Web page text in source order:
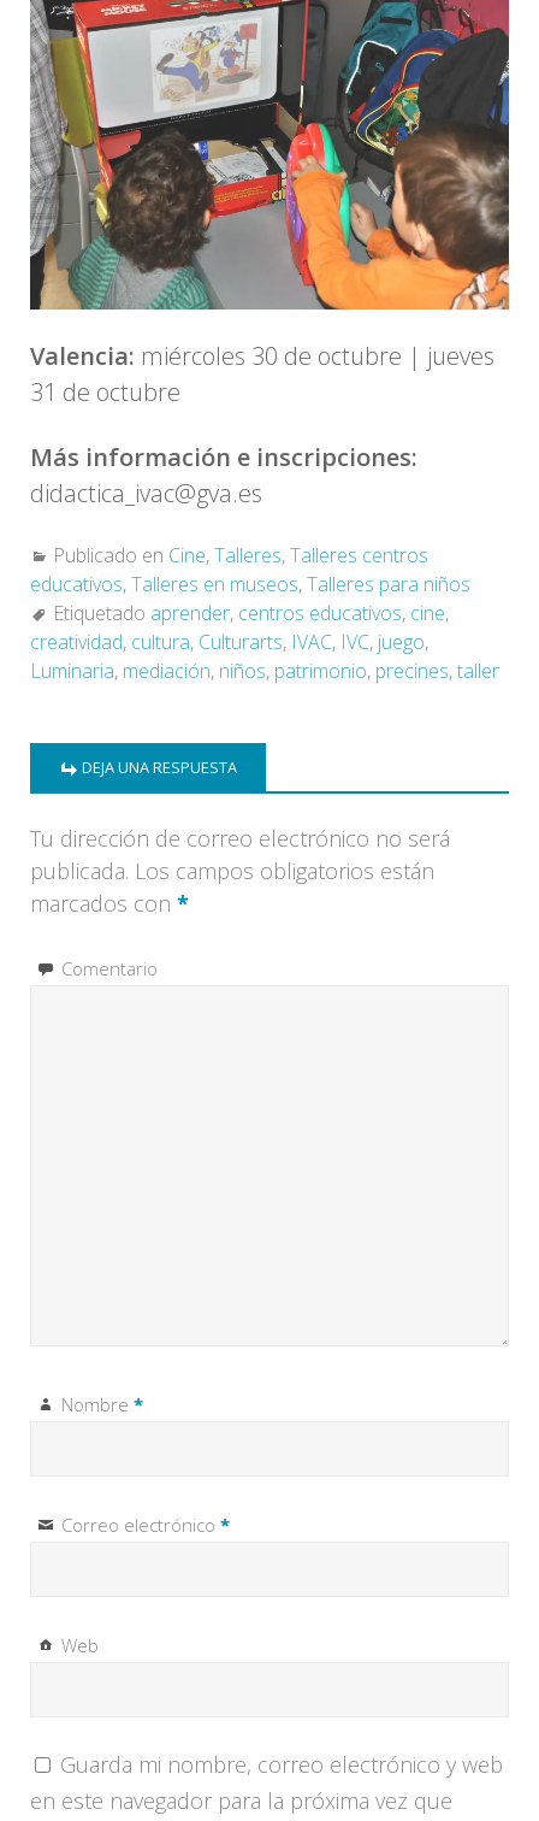
Valencia: miércoles 30 de octubre | jueves
31 de octubre
Más información e inscripciones:
didactica_ivac@gva.es
Publicado en Cine,Talleres,Talleres centros
educativos,Talleres en museos,Talleres para niños
Etiquetado aprender, centros educativos, cine,
creatividad, cultura, Culturarts, IVAC, IVC, juego,
Luminaria, mediación, niños, patrimonio, precines,taller
DEJA UNA RESPUESTA
Tu dirección de correo electrónico no será
publicada. Los campos obligatorios están
marcados con *
Comentario
Nombre *
Correo electrónico *
Web
Guarda mi nombre, correo electrónico y web
en este navegador para la próxima vez que